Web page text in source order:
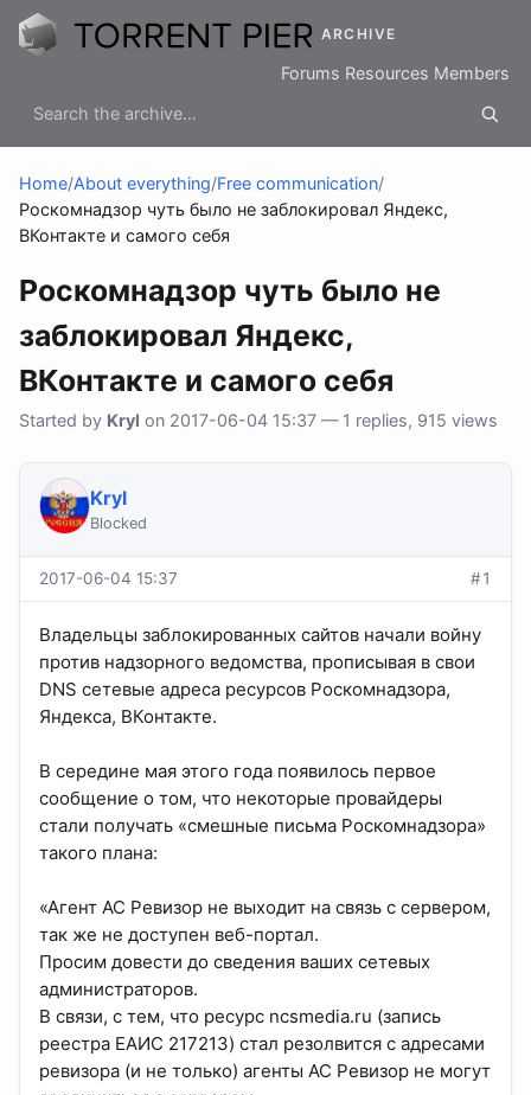
ARCHIVE
Forums Resources Members
Home/About everything/Free communication/
Роскомнадзор чуть было не заблокировал Яндекс,
ВКонтакте и самого себя
Роскомнадзор чуть было не
заблокировал Яндекс,
ВКонтакте и самого себя
Started by Kryl on 2017-06-04 15:37 — 1 replies, 915 views
Kryl
Blocked
2017-06-04 15:37 #1
Владельцы заблокированных сайтов начали войну
против надзорного ведомства, прописывая в свои
DNS сетевые адреса ресурсов Роскомнадзора,
Яндекса, ВКонтакте.
В середине мая этого года появилось первое
сообщение о том, что некоторые провайдеры
стали получать «смешные письма Роскомнадзора»
такого плана:
«Агент АС Ревизор не выходит на связь с сервером,
так же не доступен веб-портал.
Просим довести до сведения ваших сетевых
администраторов.
В связи, с тем, что ресурс ncsmedia.ru (запись
реестра ЕАИС 217213) стал резолвится с адресами
ревизора (и не только) агенты АС Ревизор не могут